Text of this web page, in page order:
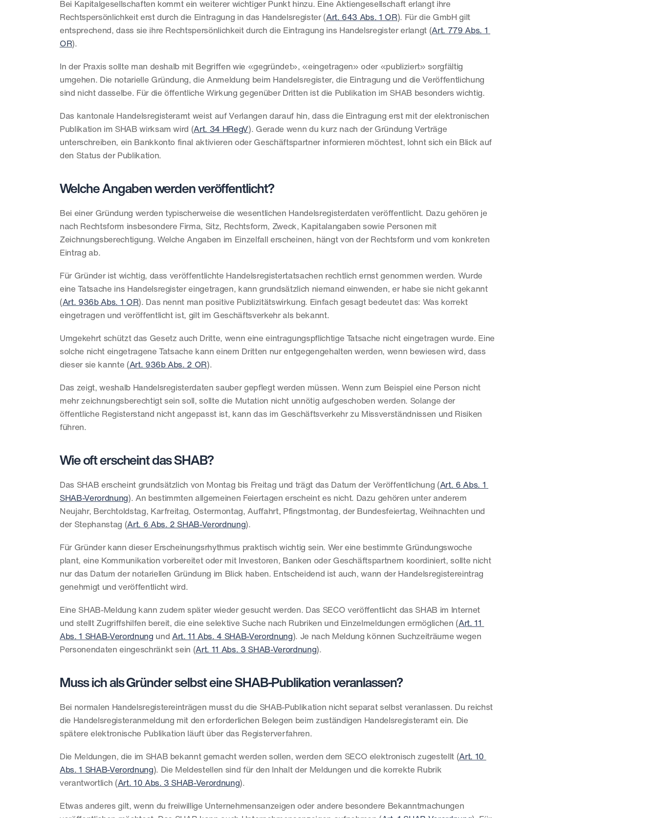
Bei Kapitalgesellschaften kommt ein weiterer wichtiger Punkt hinzu. Eine Aktiengesellschaft erlangt ihre
Rechtspersönlichkeit erst durch die Eintragung in das Handelsregister (Art. 643 Abs. 1 OR). Für die GmbH gilt
entsprechend, dass sie ihre Rechtspersönlichkeit durch die Eintragung ins Handelsregister erlangt (Art. 779 Abs. 1
OR).
In der Praxis sollte man deshalb mit Begriffen wie «gegründet», «eingetragen» oder «publiziert» sorgfältig
umgehen. Die notarielle Gründung, die Anmeldung beim Handelsregister, die Eintragung und die Veröffentlichung
sind nicht dasselbe. Für die öffentliche Wirkung gegenüber Dritten ist die Publikation im SHAB besonders wichtig.
Das kantonale Handelsregisteramt weist auf Verlangen darauf hin, dass die Eintragung erst mit der elektronischen
Publikation im SHAB wirksam wird (Art. 34 HRegV). Gerade wenn du kurz nach der Gründung Verträge
unterschreiben, ein Bankkonto final aktivieren oder Geschäftspartner informieren möchtest, lohnt sich ein Blick auf
den Status der Publikation.
Welche Angaben werden veröffentlicht?
Bei einer Gründung werden typischerweise die wesentlichen Handelsregisterdaten veröffentlicht. Dazu gehören je
nach Rechtsform insbesondere Firma, Sitz, Rechtsform, Zweck, Kapitalangaben sowie Personen mit
Zeichnungsberechtigung. Welche Angaben im Einzelfall erscheinen, hängt von der Rechtsform und vom konkreten
Eintrag ab.
Für Gründer ist wichtig, dass veröffentlichte Handelsregistertatsachen rechtlich ernst genommen werden. Wurde
eine Tatsache ins Handelsregister eingetragen, kann grundsätzlich niemand einwenden, er habe sie nicht gekannt
(Art. 936b Abs. 1 OR). Das nennt man positive Publizitätswirkung. Einfach gesagt bedeutet das: Was korrekt
eingetragen und veröffentlicht ist, gilt im Geschäftsverkehr als bekannt.
Umgekehrt schützt das Gesetz auch Dritte, wenn eine eintragungspflichtige Tatsache nicht eingetragen wurde. Eine
solche nicht eingetragene Tatsache kann einem Dritten nur entgegengehalten werden, wenn bewiesen wird, dass
dieser sie kannte (Art. 936b Abs. 2 OR).
Das zeigt, weshalb Handelsregisterdaten sauber gepflegt werden müssen. Wenn zum Beispiel eine Person nicht
mehr zeichnungsberechtigt sein soll, sollte die Mutation nicht unnötig aufgeschoben werden. Solange der
öffentliche Registerstand nicht angepasst ist, kann das im Geschäftsverkehr zu Missverständnissen und Risiken
führen.
Wie oft erscheint das SHAB?
Das SHAB erscheint grundsätzlich von Montag bis Freitag und trägt das Datum der Veröffentlichung (Art. 6 Abs. 1
SHAB-Verordnung). An bestimmten allgemeinen Feiertagen erscheint es nicht. Dazu gehören unter anderem
Neujahr, Berchtoldstag, Karfreitag, Ostermontag, Auffahrt, Pfingstmontag, der Bundesfeiertag, Weihnachten und
der Stephanstag (Art. 6 Abs. 2 SHAB-Verordnung).
Für Gründer kann dieser Erscheinungsrhythmus praktisch wichtig sein. Wer eine bestimmte Gründungswoche
plant, eine Kommunikation vorbereitet oder mit Investoren, Banken oder Geschäftspartnern koordiniert, sollte nicht
nur das Datum der notariellen Gründung im Blick haben. Entscheidend ist auch, wann der Handelsregistereintrag
genehmigt und veröffentlicht wird.
Eine SHAB-Meldung kann zudem später wieder gesucht werden. Das SECO veröffentlicht das SHAB im Internet
und stellt Zugriffshilfen bereit, die eine selektive Suche nach Rubriken und Einzelmeldungen ermöglichen (Art. 11
Abs. 1 SHAB-Verordnung und Art. 11 Abs. 4 SHAB-Verordnung). Je nach Meldung können Suchzeiträume wegen
Personendaten eingeschränkt sein (Art. 11 Abs. 3 SHAB-Verordnung).
Muss ich als Gründer selbst eine SHAB-Publikation veranlassen?
Bei normalen Handelsregistereinträgen musst du die SHAB-Publikation nicht separat selbst veranlassen. Du reichst
die Handelsregisteranmeldung mit den erforderlichen Belegen beim zuständigen Handelsregisteramt ein. Die
spätere elektronische Publikation läuft über das Registerverfahren.
Die Meldungen, die im SHAB bekannt gemacht werden sollen, werden dem SECO elektronisch zugestellt (Art. 10
Abs. 1 SHAB-Verordnung). Die Meldestellen sind für den Inhalt der Meldungen und die korrekte Rubrik
verantwortlich (Art. 10 Abs. 3 SHAB-Verordnung).
Etwas anderes gilt, wenn du freiwillige Unternehmensanzeigen oder andere besondere Bekanntmachungen